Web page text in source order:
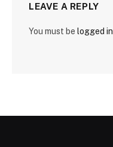
LEAVE A REPLY
You must be logged in